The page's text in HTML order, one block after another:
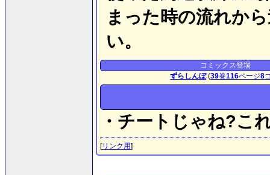
まった時の流れか
い。
コミックス登場
ずらしんぼ(39巻116ページ8
・チートじゃね?こ
[リンク用]